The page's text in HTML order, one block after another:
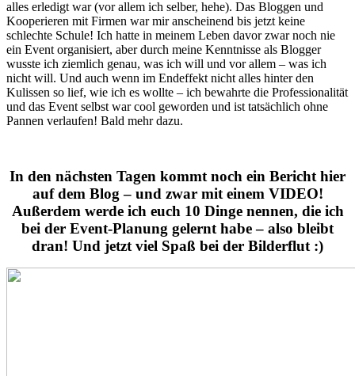
alles erledigt war (vor allem ich selber, hehe). Das Bloggen und
Kooperieren mit Firmen war mir anscheinend bis jetzt keine
schlechte Schule! Ich hatte in meinem Leben davor zwar noch nie
ein Event organisiert, aber durch meine Kenntnisse als Blogger
wusste ich ziemlich genau, was ich will und vor allem – was ich
nicht will. Und auch wenn im Endeffekt nicht alles hinter den
Kulissen so lief, wie ich es wollte – ich bewahrte die Professionalität
und das Event selbst war cool geworden und ist tatsächlich ohne
Pannen verlaufen! Bald mehr dazu.
In den nächsten Tagen kommt noch ein Bericht hier
auf dem Blog – und zwar mit einem VIDEO!
Außerdem werde ich euch 10 Dinge nennen, die ich
bei der Event-Planung gelernt habe – also bleibt
dran! Und jetzt viel Spaß bei der Bilderflut :)